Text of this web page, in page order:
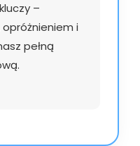
–
i
pełną